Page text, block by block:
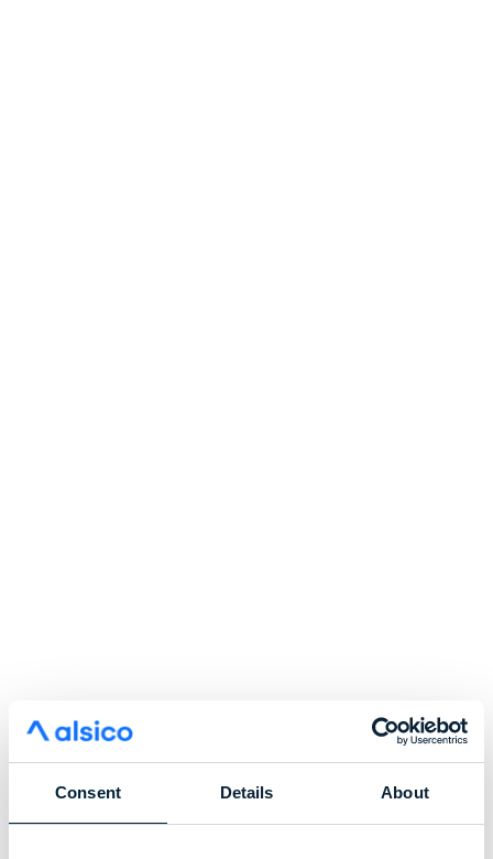
Consent Details About
Serge, boucher au magasin Colruyt à Ath
Découvrez comment Monviso a transformé la